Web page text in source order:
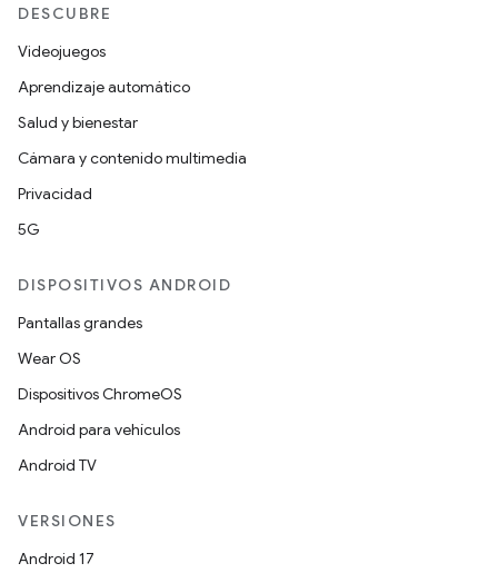
DESCUBRE
Videojuegos
Aprendizaje automático
Salud y bienestar
Cámara y contenido multimedia
Privacidad
5G
DISPOSITIVOS ANDROID
Pantallas grandes
Wear OS
Dispositivos ChromeOS
Android para vehículos
Android TV
VERSIONES
Android 17